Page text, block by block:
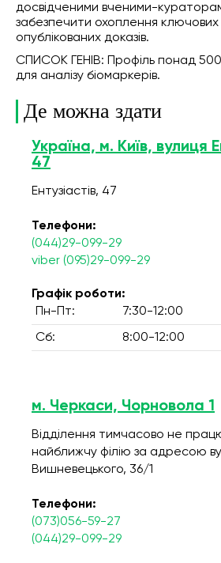
досвідченими вченими-
забезпечити охоплення ключових
опублікованих доказів.
СПИСОК ГЕНІВ: Профіль понад 500
для аналізу біомаркерів.
Де можна здати
Україна, м. Київ, вулиця
47
Ентузіастів, 47
Телефони:
(044)29-099-29
viber (095)29-099-29
Графік роботи:
Пн-Пт:
7:30-12:00
Сб: 8:00-12:00
м. Черкаси, Чорновола 1
Відділення тимчасово не
найближчу філію за адресою
Вишневецького, 36/1
Телефони:
(073)056-59-27
(044)29-099-29